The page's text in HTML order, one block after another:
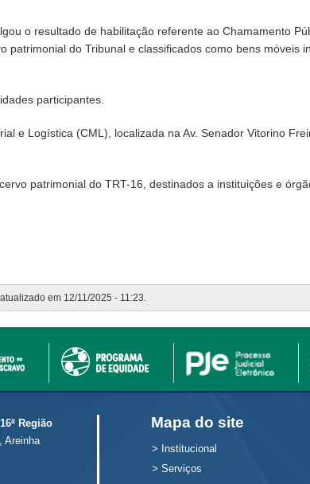
o resultado de habilitação referente ao Chamamento
do Tribunal e classificados como bens móveis
participantes.
e Logística (CML), localizada na Av. Senador Vitorino
patrimonial do TRT-16, destinados a instituições e
em 12/11/2025 - 11:23.
Região
Areinha
Mapa do site
> Institucional
> Serviços